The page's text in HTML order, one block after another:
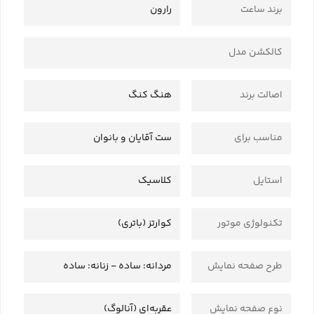
برند ساعت رارون
کالکشن مدل
اصالت برند هنگ کنگ
مناسب برای ست آقایان و بانوان
استایل کلاسیک
تکنولوژی موتور کوارتز (باتری)
طرح صفحه نمایش مردانه: ساده - زنانه: ساده
نوع صفحه نمایش عقربه‌ای (آنالوگ)